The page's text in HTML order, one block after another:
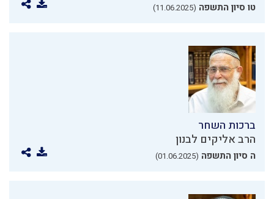
טו סיון התשפה (11.06.2025)
ברכות השחר
הרב אליקים לבנון
ה סיון התשפה (01.06.2025)